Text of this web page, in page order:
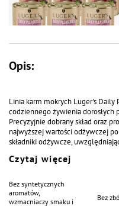
marchewką zestaw 6 x 800 g
Opis:
Linia karm mokrych Luger's Daily
codziennego żywienia dorosłych
Precyzyjnie dobrany skład oraz
najwyższej wartości odżywczej
składniki odżywcze,
temu dorosły pies ma
nim kwasów tłuszczowych,
oraz większość składników
dostarcza niezbędnej ilości
Czytaj więcej
Bez syntetycznych
aromatów,
wzmacniaczy smaku i
Bez